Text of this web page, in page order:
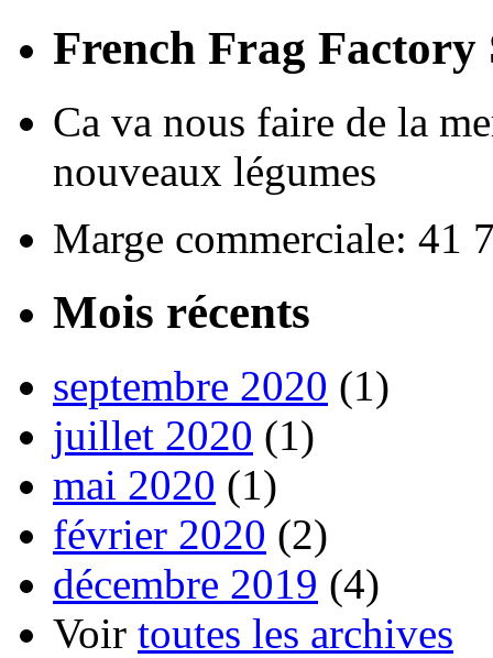
French Frag Factory
Ca va nous faire de la
nouveaux légumes
Marge commerciale: 41
Mois récents
septembre 2020 (1)
juillet 2020 (1)
mai 2020 (1)
février 2020 (2)
décembre 2019 (4)
Voir toutes les archives